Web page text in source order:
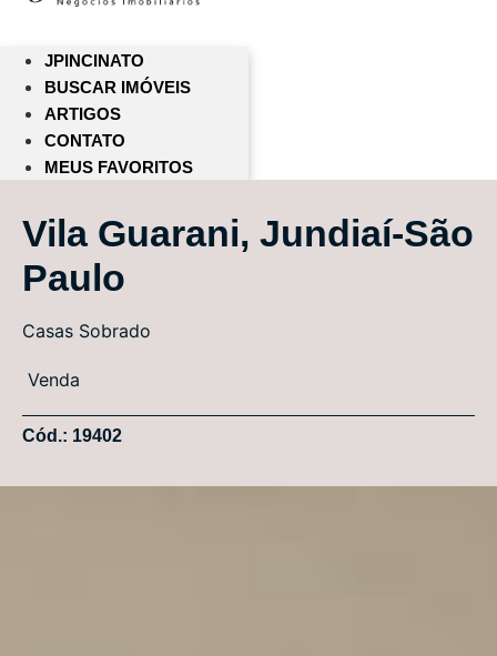
JPINCINATO
BUSCAR IMÓVEIS
ARTIGOS
CONTATO
MEUS FAVORITOS
Vila Guarani, Jundiaí-São
Paulo
Casas Sobrado
Venda
Cód.: 19402